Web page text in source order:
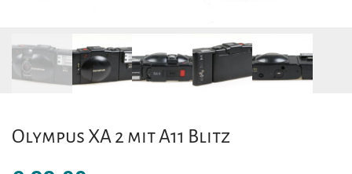
Olympus XA 2 mit A11 Blitz